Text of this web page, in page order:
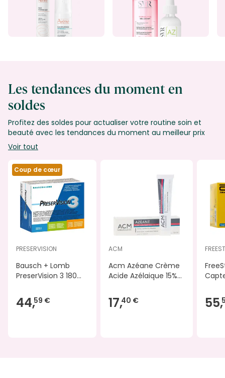
Les tendances du moment en
soldes
Profitez des soldes pour actualiser votre routine soin et
beauté avec les tendances du moment au meilleur prix
Voir tout
Coup de cœur
PRESERVISION
Bausch + Lomb
PreserVision 3 180
44,59 €
ACM
Acm Azéane Crème
Acide Azélaique 15%
17,40 € 55,